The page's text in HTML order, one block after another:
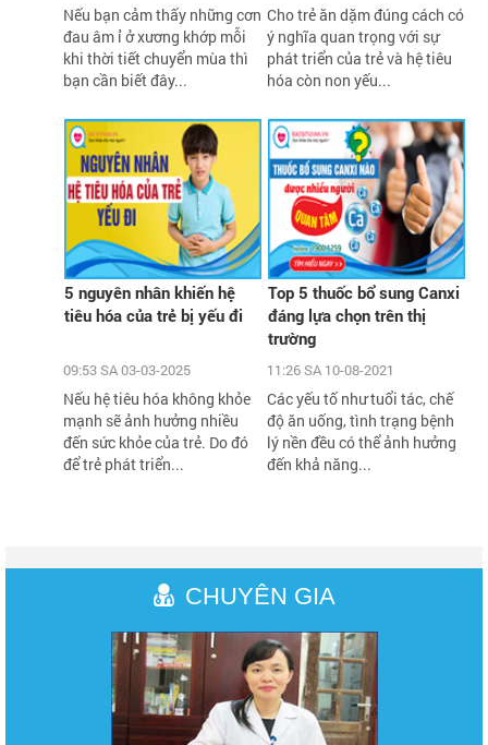
Nếu bạn cảm thấy những cơn
đau âm ỉ ở xương khớp mỗi
khi thời tiết chuyển mùa thì
bạn cần biết đây...
Cho trẻ ăn dặm đúng cách có
ý nghĩa quan trọng với sự
phát triển của trẻ và hệ tiêu
hóa còn non yếu...
5 nguyên nhân khiến hệ
tiêu hóa của trẻ bị yếu đi
09:53 SA 03-03-2025
Nếu hệ tiêu hóa không khỏe
mạnh sẽ ảnh hưởng nhiều
đến sức khỏe của trẻ. Do đó
để trẻ phát triển...
Top 5 thuốc bổ sung Canxi
đáng lựa chọn trên thị
trường
11:26 SA 10-08-2021
Các yếu tố như tuổi tác, chế
độ ăn uống, tình trạng bệnh
lý nền đều có thể ảnh hưởng
đến khả năng...
CHUYÊN GIA